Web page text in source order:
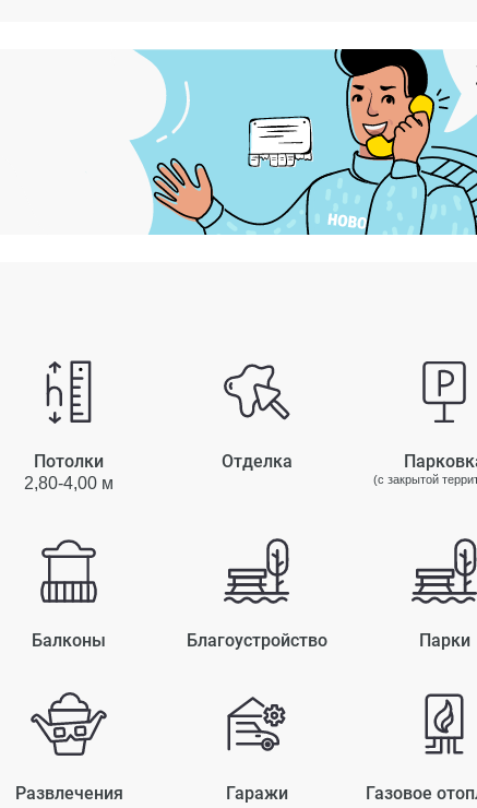
Потолки
2,80-4,00 м
Отделка
(с закрытой
Балконы Благоустройство Парки
Развлечения Гаражи Газовое